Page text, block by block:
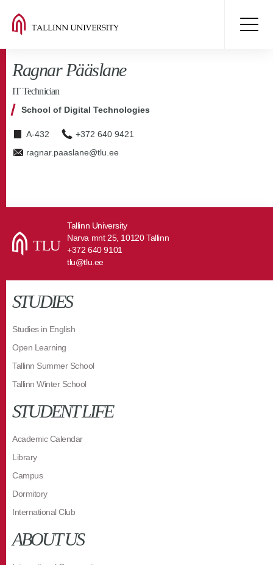
Ragnar Pääslane
IT Technician
School of Digital Technologies
A-432
+372 640 9421
ragnar.paaslane@tlu.ee
Tallinn University
Narva mnt 25, 10120 Tallinn
+372 640 9101
tlu@tlu.ee
STUDIES
Studies in English
Open Learning
Tallinn Summer School
Tallinn Winter School
STUDENT LIFE
Academic Calendar
Library
Campus
Dormitory
International Club
ABOUT US